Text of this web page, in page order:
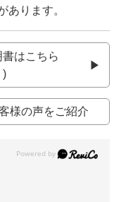
ります。
はこちら
)
様の声をご紹介